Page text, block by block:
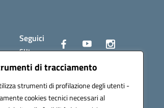
di tracciamento
strumenti di profilazione degli utenti -
cookies tecnici necessari al
Seguici
su: